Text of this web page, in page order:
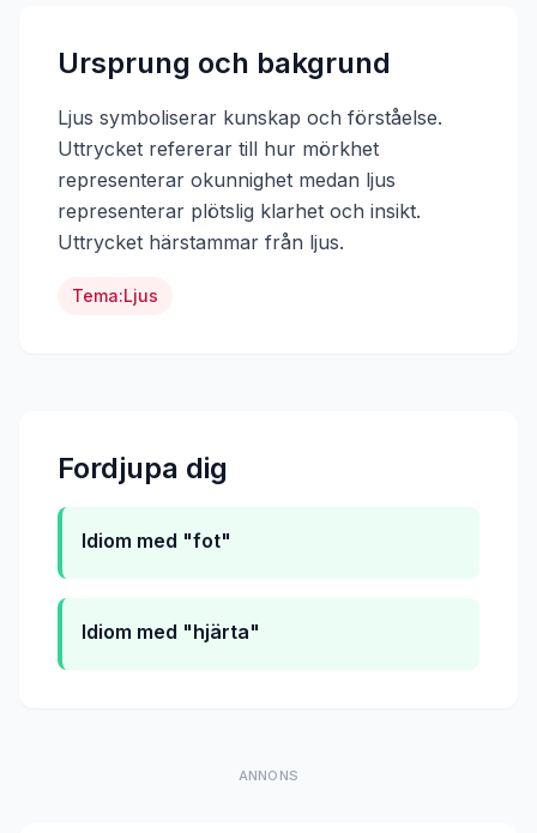
Ursprung och bakgrund
Ljus symboliserar kunskap och förståelse.
Uttrycket refererar till hur mörkhet
representerar okunnighet medan ljus
representerar plötslig klarhet och insikt.
Uttrycket härstammar från ljus.
Tema:Ljus
Fordjupa dig
Idiom med "fot"
Idiom med "hjärta"
ANNONS